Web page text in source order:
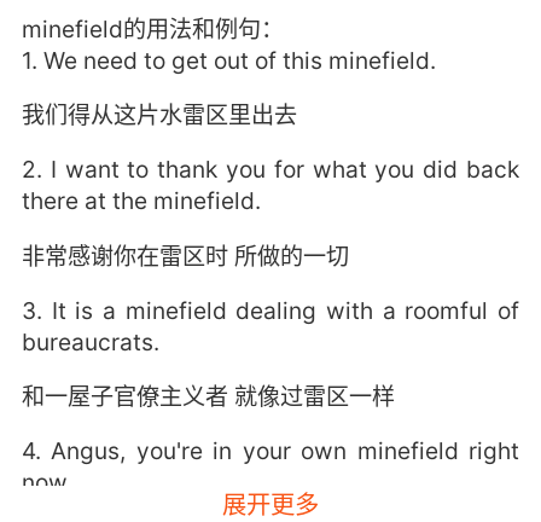
minefield的用法和例句：
1. We need to get out of this minefield.
我们得从这片水雷区里出去
2. I want to thank you for what you did back
there at the minefield.
非常感谢你在雷区时 所做的一切
3. It is a minefield dealing with a roomful of
bureaucrats.
和一屋子官僚主义者 就像过雷区一样
4. Angus, you're in your own minefield right
now.
展开更多